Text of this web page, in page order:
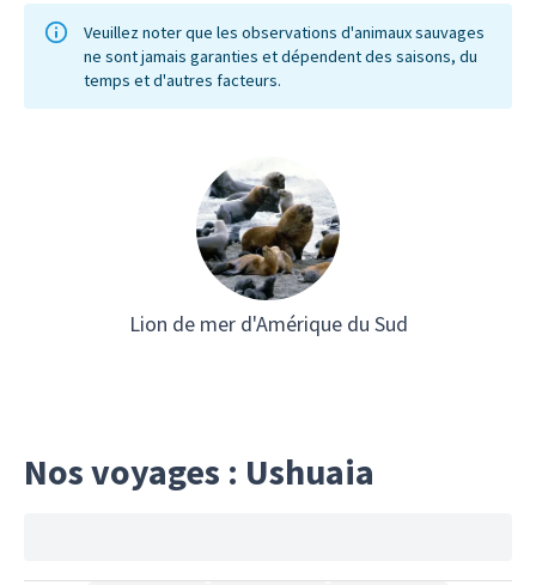
Veuillez noter que les observations d'animaux sauvages
ne sont jamais garanties et dépendent des saisons, du
temps et d'autres facteurs.
Lion de mer d'Amérique du Sud
Nos voyages : Ushuaia